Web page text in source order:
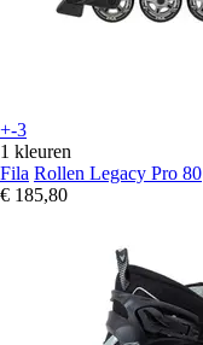
+-3
1 kleuren
Fila Rollen Legacy Pro 80
€ 185,80